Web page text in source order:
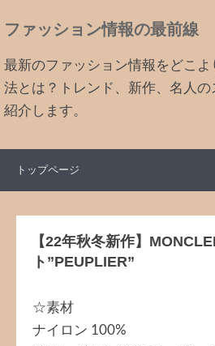
ファッション情報の最前線
最新のファッション情報をどこ
法とは？トレンド、新作、名人の
紹介します。
トップページ
【22年秋冬新作】
ト”PEUPLIER”
☆素材
ナイロン 100%